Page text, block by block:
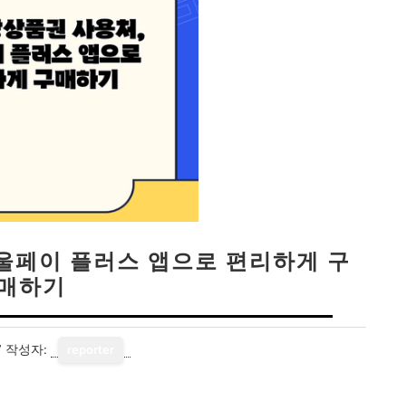
페이 플러스 앱으로 편리하게 구
하기
작성자: